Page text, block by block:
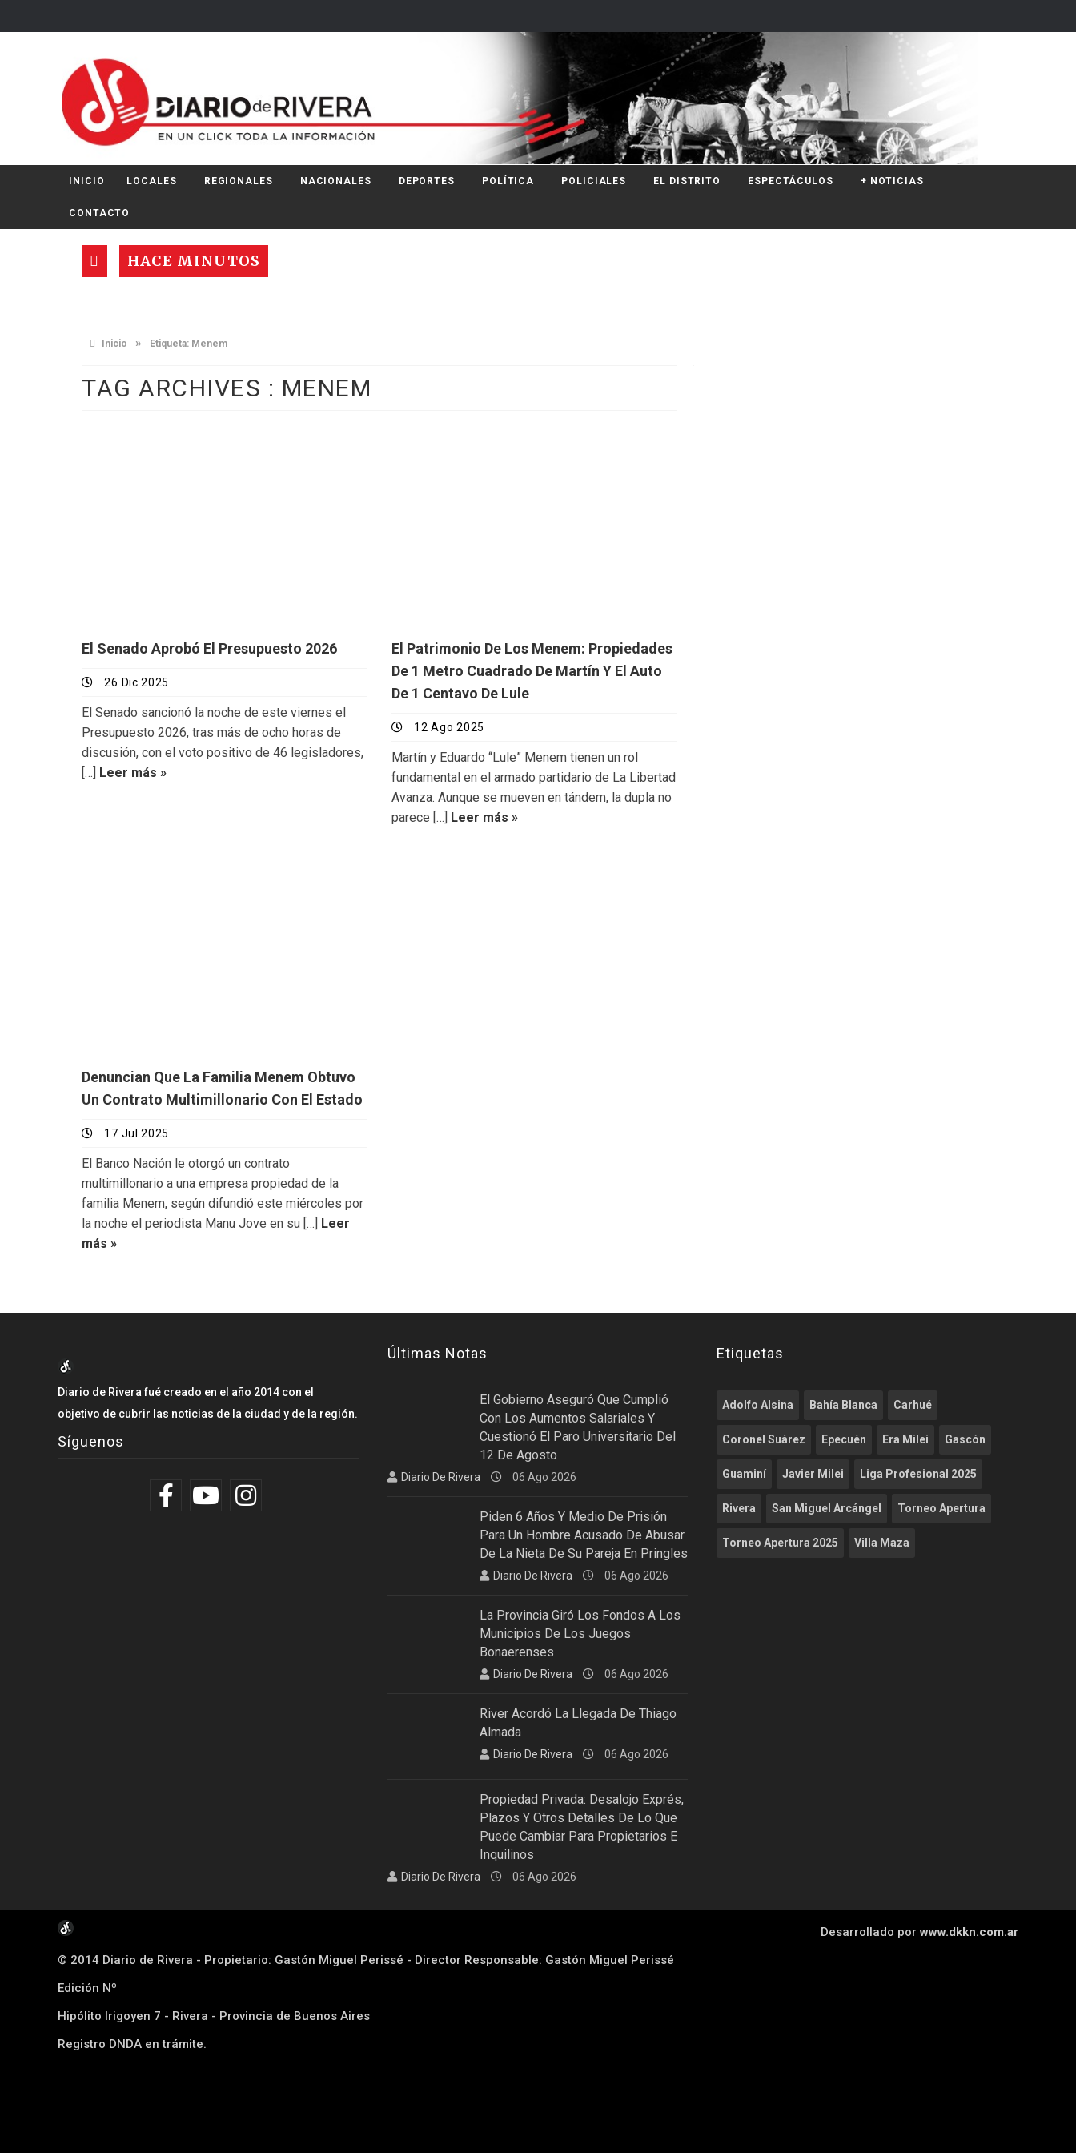
INICIO LOCALES REGIONALES NACIONALES DEPORTES POLÍTICA POLICIALES EL DISTRITO ESPECTÁCULOS + NOTICIAS
CONTACTO
HACE MINUTOS
Inicio » Etiqueta: Menem
TAG ARCHIVES : MENEM
El Senado Aprobó El Presupuesto 2026
26 Dic 2025
El Senado sancionó la noche de este viernes el
Presupuesto 2026, tras más de ocho horas de
discusión, con el voto positivo de 46 legisladores,
[…]
Leer más »
El Patrimonio De Los Menem: Propiedades
De 1 Metro Cuadrado De Martín Y El Auto
De 1 Centavo De Lule
12 Ago 2025
Martín y Eduardo “Lule” Menem tienen un rol
fundamental en el armado partidario de La Libertad
Avanza. Aunque se mueven en tándem, la dupla no
parece […]
Leer más »
Denuncian Que La Familia Menem Obtuvo
Un Contrato Multimillonario Con El Estado
17 Jul 2025
El Banco Nación le otorgó un contrato
multimillonario a una empresa propiedad de la
familia Menem, según difundió este miércoles por
la noche el periodista Manu Jove en su […]
Leer
más »
Diario de Rivera fué creado en el año 2014 con el
objetivo de cubrir las noticias de la ciudad y de la región.
Síguenos
Últimas Notas
El Gobierno Aseguró Que Cumplió
Con Los Aumentos Salariales Y
Cuestionó El Paro Universitario Del
12 De Agosto
Diario De Rivera 06 Ago 2026
Piden 6 Años Y Medio De Prisión
Para Un Hombre Acusado De Abusar
De La Nieta De Su Pareja En Pringles
Diario De Rivera 06 Ago 2026
La Provincia Giró Los Fondos A Los
Municipios De Los Juegos
Bonaerenses
Diario De Rivera 06 Ago 2026
River Acordó La Llegada De Thiago
Almada
Diario De Rivera 06 Ago 2026
Propiedad Privada: Desalojo Exprés,
Plazos Y Otros Detalles De Lo Que
Puede Cambiar Para Propietarios E
Inquilinos
Diario De Rivera 06 Ago 2026
Etiquetas
Adolfo Alsina Bahía Blanca Carhué
Coronel Suárez Epecuén Era Milei Gascón
Guaminí Javier Milei Liga Profesional 2025
Rivera San Miguel Arcángel Torneo Apertura
Torneo Apertura 2025 Villa Maza
© 2014 Diario de Rivera - Propietario: Gastón Miguel Perissé - Director Responsable: Gastón Miguel Perissé
Edición Nº
Hipólito Irigoyen 7 - Rivera - Provincia de Buenos Aires
Registro DNDA en trámite.
Desarrollado porwww.dkkn.com.ar